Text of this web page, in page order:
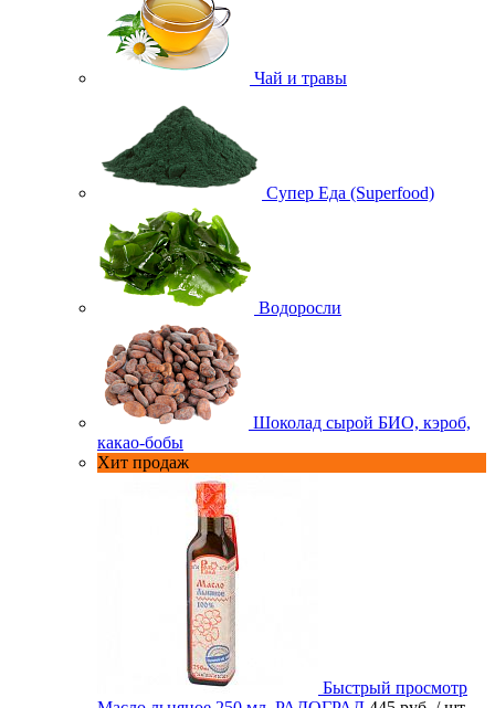
Чай и травы
Супер Еда (Superfood)
Водоросли
Шоколад сырой БИО, кэроб,
какао-бобы
Хит продаж
Быстрый просмотр